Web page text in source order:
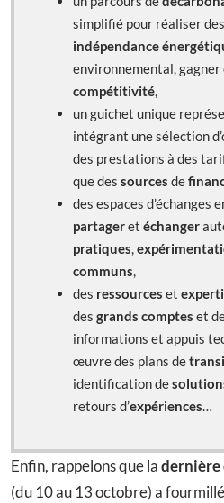
simplifié pour réaliser des
indépendance
environnemental,
compétitivité,
un guichet unique
intégrant une sélection
des prestations à des
que des sources de
des espaces d’échanges
partageret échanger
pratiques,
communs,
des ressources et
des grands comptes et
informations et appuis
œuvre des plans de
identification de
retours d’expériences…
Enfin, rappelons que la
(du 10 au 13 octobre) a